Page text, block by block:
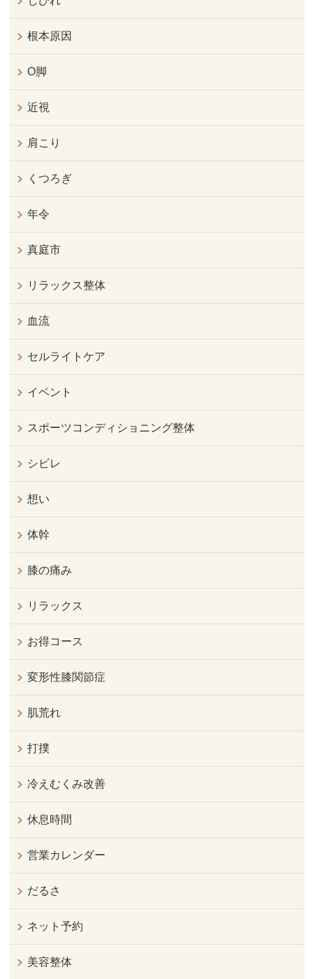
根本原因
O脚
近視
肩こり
くつろぎ
年令
真庭市
リラックス整体
血流
セルライトケア
イベント
スポーツコンディショニング整体
シビレ
想い
体幹
膝の痛み
リラックス
お得コース
変形性膝関節症
肌荒れ
打撲
冷えむくみ改善
休息時間
営業カレンダー
だるさ
ネット予約
美容整体